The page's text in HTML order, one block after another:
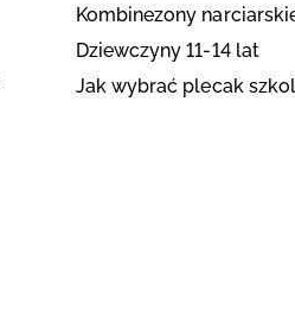
Kombinezony
Dziewczyny 11-14 lat
Jak wybrać plecak